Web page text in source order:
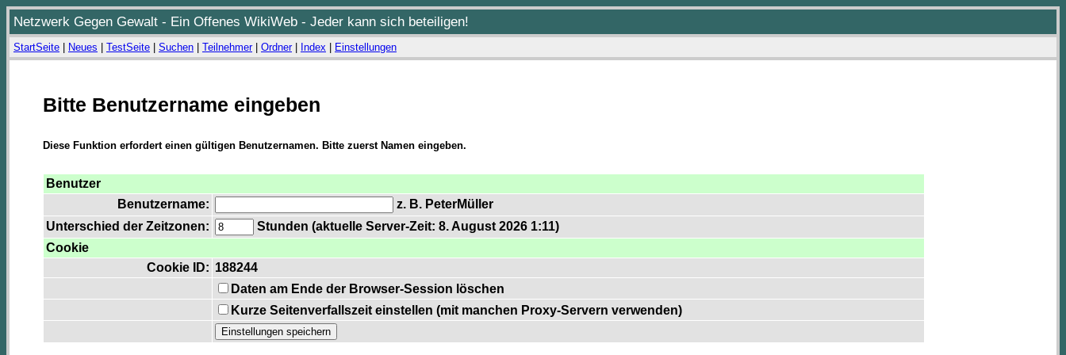
Netzwerk Gegen Gewalt - Ein Offenes WikiWeb - Jeder kann sich beteiligen!
StartSeite Neues TestSeite Suchen Teilnehmer| Ordner| Index Einstellungen
Bitte Benutzername eingeben
Diese Funktion erfordert einen gültigen Benutzernamen. Bitte zuerst Namen eingeben.
Benutzer
Benutzername:
z. B. PeterMüller
Unterschied der Zeitzonen:
Stunden (aktuelle Server-Zeit: 8. August 2026 1:11)
Cookie
Cookie ID: 188244
Daten am Ende der Browser-Session löschen
Kurze Seitenverfallszeit einstellen (mit manchen Proxy-Servern verwenden)